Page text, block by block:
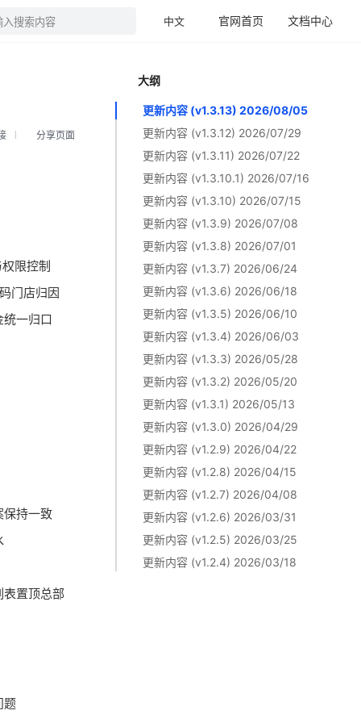
分享页面
限控制
门店归因
一归口
持一致
置顶总部
题
入搜索内容 中文 官网首页 文档中心
大纲
更新内容 (v1.3.13) 2026/08/05
更新内容 (v1.3.12) 2026/07/29
更新内容 (v1.3.11) 2026/07/22
更新内容 (v1.3.10.1) 2026/07/16
更新内容 (v1.3.10) 2026/07/15
更新内容 (v1.3.9) 2026/07/08
更新内容 (v1.3.8) 2026/07/01
更新内容 (v1.3.7) 2026/06/24
更新内容 (v1.3.6) 2026/06/18
更新内容 (v1.3.5) 2026/06/10
更新内容 (v1.3.4) 2026/06/03
更新内容 (v1.3.3) 2026/05/28
更新内容 (v1.3.2) 2026/05/20
更新内容 (v1.3.1) 2026/05/13
更新内容 (v1.3.0) 2026/04/29
更新内容 (v1.2.9) 2026/04/22
更新内容 (v1.2.8) 2026/04/15
更新内容 (v1.2.7) 2026/04/08
更新内容 (v1.2.6) 2026/03/31
更新内容 (v1.2.5) 2026/03/25
更新内容 (v1.2.4) 2026/03/18